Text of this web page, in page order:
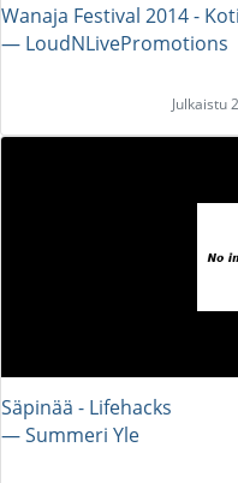
Wanaja Festival 2014 -
― LoudNLivePromotions
Julkaistu
Säpinää - Lifehacks
― Summeri Yle